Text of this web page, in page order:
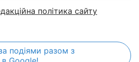
політика сайту
подіями разом з